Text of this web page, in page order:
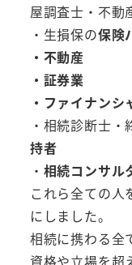
屋調査士・不動
・生損保の保険
・不動産
・証券業
・ファイナン
・相続診断士
持者
・ 相続コンサル
これら全ての人
にしました。
相続に携わる全
資格や立場を超